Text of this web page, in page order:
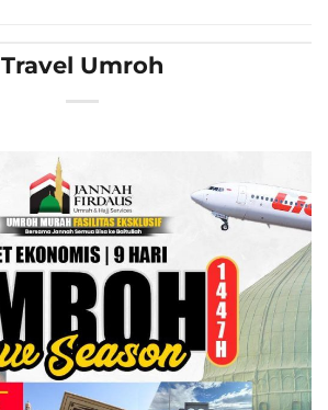
Travel Umroh